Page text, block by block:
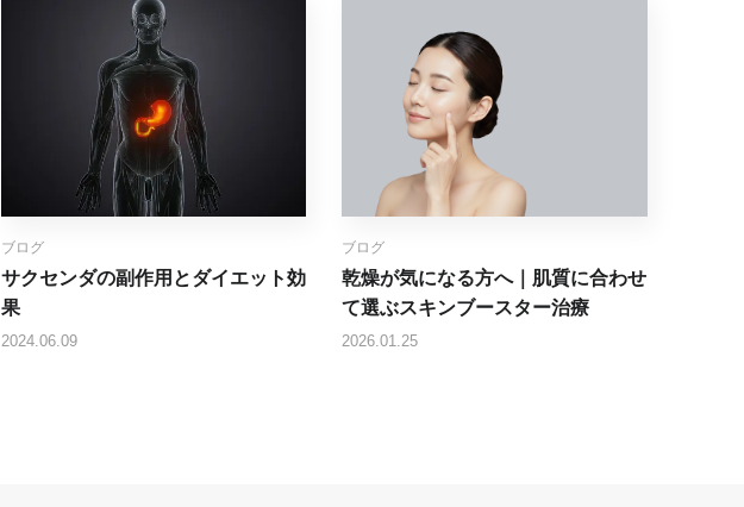
ブログ
サクセンダの副作用とダイエット効
果
2024.06.09
ブログ
乾燥が気になる方へ｜肌質に合わせ
て選ぶスキンブースター治療
2026.01.25